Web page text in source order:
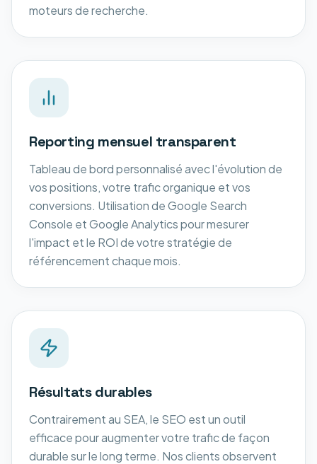
moteurs de recherche.
Reporting mensuel transparent
Tableau de bord personnalisé avec l'évolution de
vos positions, votre trafic organique et vos
conversions. Utilisation de Google Search
Console et Google Analytics pour mesurer
l'impact et le ROI de votre stratégie de
référencement chaque mois.
Résultats durables
Contrairement au SEA, le SEO est un outil
efficace pour augmenter votre trafic de façon
durable sur le long terme. Nos clients observent